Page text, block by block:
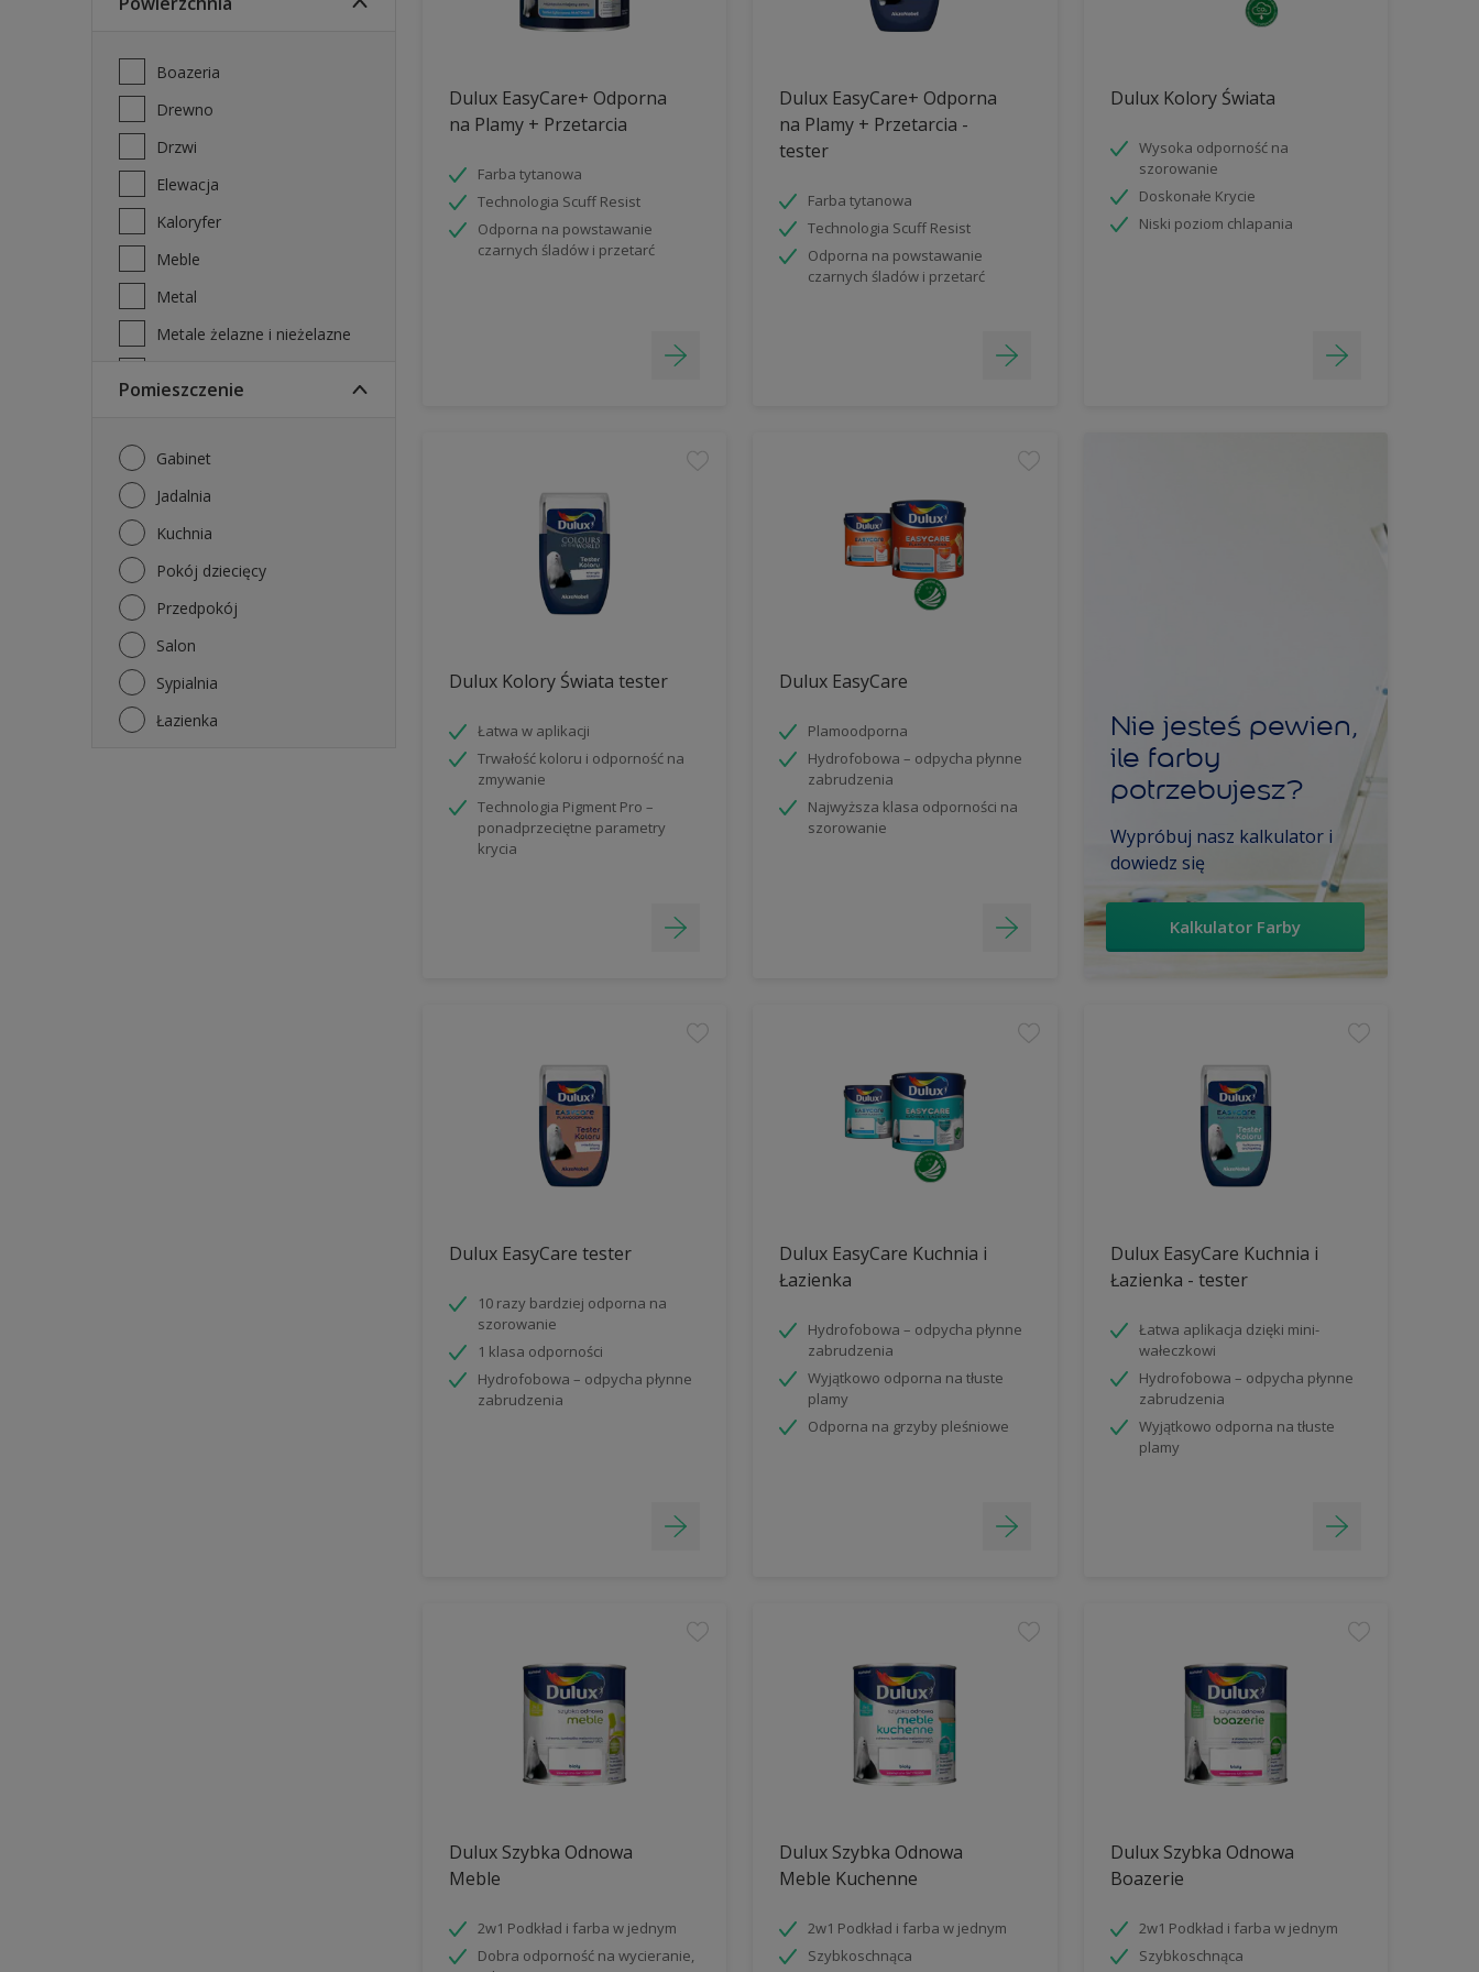
Boazeria
Drewno
Drzwi
Elewacja
Kaloryfer
Meble
Metal
Metale żelazne i nieżelazne
Pomieszczenie
Gabinet
Jadalnia
Kuchnia
Pokój dziecięcy
Przedpokój
Salon
Sypialnia
Łazienka
Dulux EasyCare+ Odporna
na Plamy + Przetarcia
Farba tytanowa
Technologia Scuff Resist
Odporna na powstawanie
czarnych śladów i przetarć
Dulux EasyCare+ Odporna
na Plamy + Przetarcia -
tester
Farba tytanowa
Technologia Scuff Resist
Odporna na powstawanie
czarnych śladów i przetarć
Dulux Kolory Świata
Wysoka odporność na
szorowanie
Doskonałe Krycie
Niski poziom chlapania
Dulux Kolory Świata tester
Łatwa w aplikacji
Trwałość koloru i odporność na
zmywanie
Technologia Pigment Pro –
ponadprzeciętne parametry
krycia
Dulux EasyCare
Plamoodporna
Hydrofobowa – odpycha płynne
zabrudzenia
Najwyższa klasa odporności na
szorowanie
Nie jesteś pewien,
ile farby
potrzebujesz?
Wypróbuj nasz kalkulator i
dowiedz się
Kalkulator Farby
Dulux EasyCare tester
10 razy bardziej odporna na
szorowanie
1 klasa odporności
Hydrofobowa – odpycha płynne
zabrudzenia
Dulux EasyCare Kuchnia i
Łazienka
Hydrofobowa – odpycha płynne
zabrudzenia
Wyjątkowo odporna na tłuste
plamy
Odporna na grzyby pleśniowe
Dulux EasyCare Kuchnia i
Łazienka - tester
Łatwa aplikacja dzięki mini-
wałeczkowi
Hydrofobowa – odpycha płynne
zabrudzenia
Wyjątkowo odporna na tłuste
plamy
Dulux Szybka Odnowa
Meble
2w1 Podkład i farba w jednym
Dobra odporność na wycieranie,
Dulux Szybka Odnowa
Meble Kuchenne
2w1 Podkład i farba w jednym
Szybkoschnąca
Dulux Szybka Odnowa
Boazerie
2w1 Podkład i farba w jednym
Szybkoschnąca